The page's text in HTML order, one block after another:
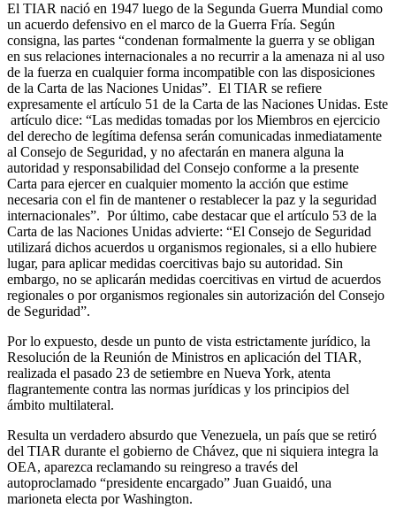
El TIAR nació en 1947 luego de la Segunda Guerra Mundial como
un acuerdo defensivo en el marco de la Guerra Fría. Según
consigna, las partes “condenan formalmente la guerra y se obligan
en sus relaciones internacionales a no recurrir a la amenaza ni al uso
de la fuerza en cualquier forma incompatible con las disposiciones
de la Carta de las Naciones Unidas”. El TIAR se refiere
expresamente el artículo 51 de la Carta de las Naciones Unidas. Este
artículo dice: “Las medidas tomadas por los Miembros en ejercicio
del derecho de legítima defensa serán comunicadas inmediatamente
al Consejo de Seguridad, y no afectarán en manera alguna la
autoridad y responsabilidad del Consejo conforme a la presente
Carta para ejercer en cualquier momento la acción que estime
necesaria con el fin de mantener o restablecer la paz y la seguridad
internacionales”. Por último, cabe destacar que el artículo 53 de la
Carta de las Naciones Unidas advierte: “El Consejo de Seguridad
utilizará dichos acuerdos u organismos regionales, si a ello hubiere
lugar, para aplicar medidas coercitivas bajo su autoridad. Sin
embargo, no se aplicarán medidas coercitivas en virtud de acuerdos
regionales o por organismos regionales sin autorización del Consejo
de Seguridad”.
Por lo expuesto, desde un punto de vista estrictamente jurídico, la
Resolución de la Reunión de Ministros en aplicación del TIAR,
realizada el pasado 23 de setiembre en Nueva York, atenta
flagrantemente contra las normas jurídicas y los principios del
ámbito multilateral.
Resulta un verdadero absurdo que Venezuela, un país que se retiró
del TIAR durante el gobierno de Chávez, que ni siquiera integra la
OEA, aparezca reclamando su reingreso a través del
autoproclamado “presidente encargado” Juan Guaidó, una
marioneta electa por Washington.